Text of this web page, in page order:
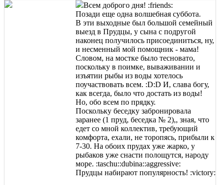
Всем доброго дня! :friends:
Позади еще одна волшебная суббота.
В эти выходные был большой семейный
выезд в Прудцы, у сына с подругой
наконец получилось присоединиться, ну,
и несменный мой помощник - мама!
Словом, на мостке было тесновато,
поскольку в поимке, вываживании и
изъятии рыбы из воды хотелось
поучаствовать всем. :D:D И, слава богу,
как всегда, было что достать из воды!
Но, обо всем по прядку.
Поскольку беседку забронировала
заранее (1 пруд, беседка № 2),, зная, что
едет со мной коллектив, требующий
комфорта, ехали, не торопясь, прибыли к
7-30. На обоих прудах уже жарко, у
рыбаков уже снасти полощутся, народу
море. :taschu::dubina::aggressive:
Прудцы набирают популярность! :victory: